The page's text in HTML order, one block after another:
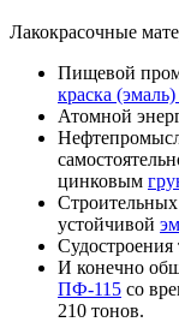
Лакокрасочные
Пищевой
краска
Атомной
цинковым
Строительных
устойчивой
Судостроения
И конечно
ПФ-115 со
210 тонов.